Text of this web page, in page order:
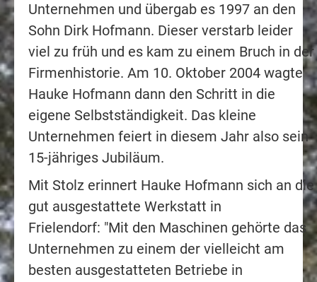
Unternehmen und übergab es 1997 an den
Sohn Dirk Hofmann. Dieser verstarb leider
viel zu früh und es kam zu einem Bruch in der
Firmenhistorie. Am 10. Oktober 2004 wagte
Hauke Hofmann dann den Schritt in die
eigene Selbstständigkeit. Das kleine
Unternehmen feiert in diesem Jahr also sein
15-jähriges Jubiläum.
Mit Stolz erinnert Hauke Hofmann sich an die
gut ausgestattete Werkstatt in
Frielendorf: "Mit den Maschinen gehörte das
Unternehmen zu einem der vielleicht am
besten ausgestatteten Betriebe in